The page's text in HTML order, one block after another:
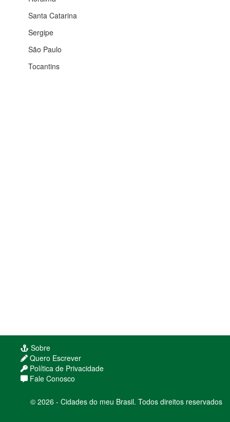
Santa Catarina
Sergipe
São Paulo
Tocantins
Sobre
Quero Escrever
Política de Privacidade
Fale Conosco
© 2026 - Cidades do meu Brasil. Todos direitos reservados